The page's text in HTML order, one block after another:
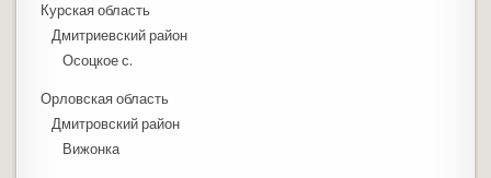
Курская область
Дмитриевский район
Осоцкое с.
Орловская область
Дмитровский район
Вижонка